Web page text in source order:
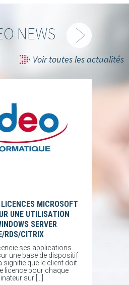
NEWS
Voir toutes les actualités
MICROSOFT
UNE UTILISATION
SERVER
RDS/CITRIX
ses applications
une base de dispositif
signifie que le client doit
licence pour chaque
sur […]